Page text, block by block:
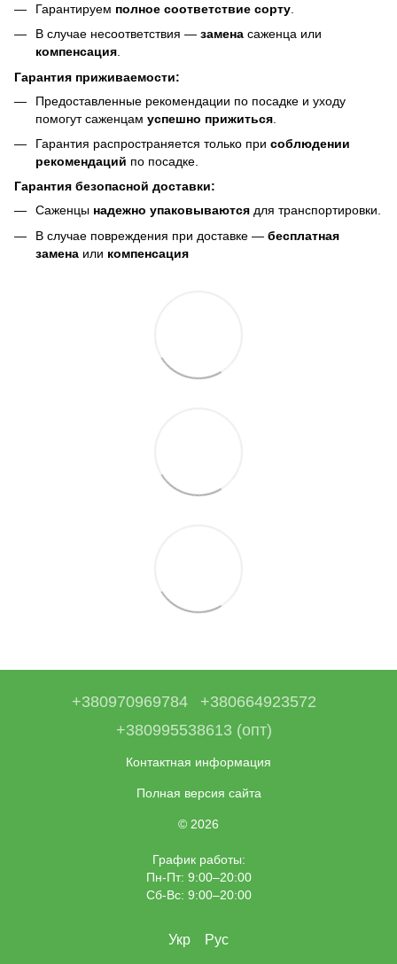
Гарантируем полное соответствие сорту
В случае несоответствия — замена саженца или
компенсация.
Гарантия приживаемости:
Предоставленные рекомендации по посадке и уходу
помогут саженцам успешно прижиться
Гарантия распространяется только при соблюдении
рекомендаций по посадке.
Гарантия безопасной доставки:
Саженцы надежно упаковываются для транспортировки.
В случае повреждения при доставке — бесплатная
замена или компенсация
+380970969784
+380664923572
+380995538613 (опт)
Контактная информация
Полная версия сайта
© 2026
График работы:
Пн-Пт: 9:00–20:00
Сб-Вс: 9:00–20:00
Укр Рус